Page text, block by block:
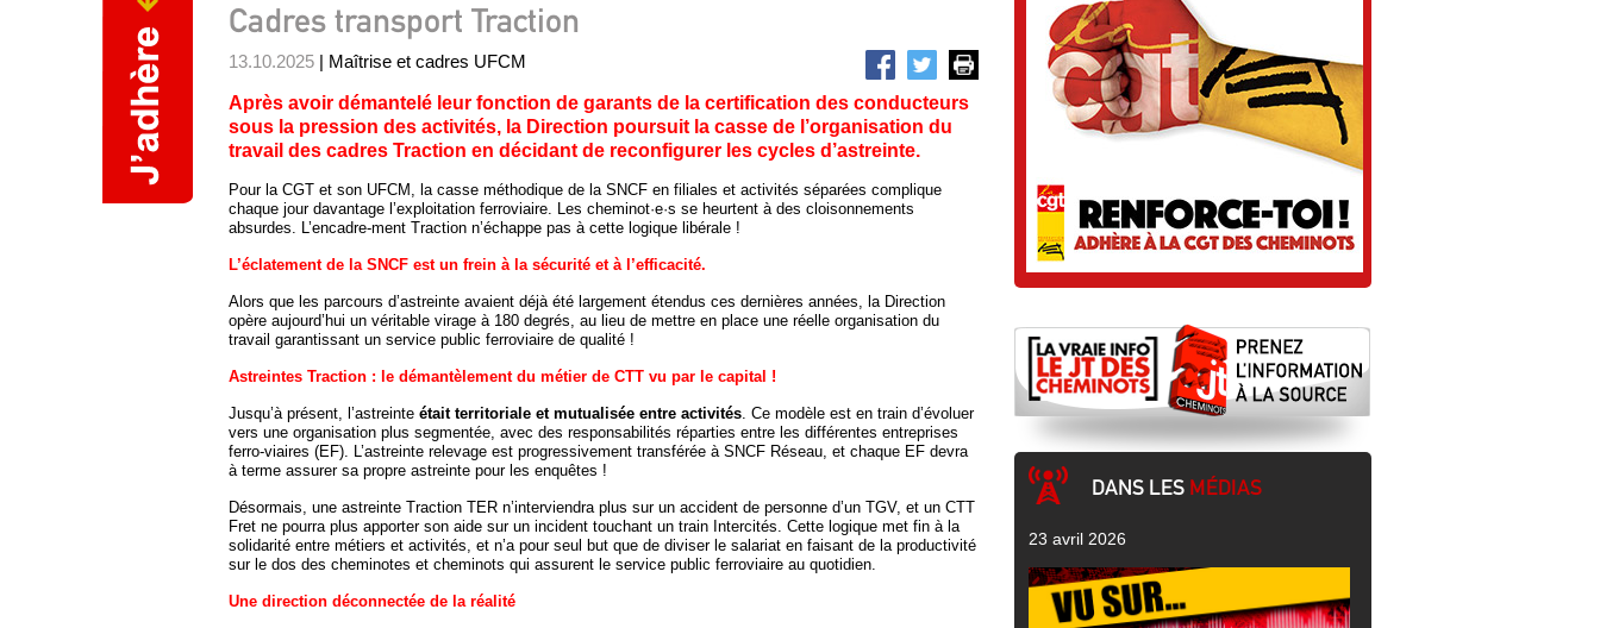
Cadres transport Traction
13.10.2025 | Maîtrise et cadres UFCM
Après avoir démantelé leur fonction de garants de la certification des conducteurs
sous la pression des activités, la Direction poursuit la casse de l’organisation du
travail des cadres Traction en décidant de reconfigurer les cycles d’astreinte.
Pour la CGT et son UFCM, la casse méthodique de la SNCF en filiales et activités séparées complique
chaque jour davantage l’exploitation ferroviaire. Les cheminot·e·s se heurtent à des cloisonnements
absurdes. L’encadre-ment Traction n’échappe pas à cette logique libérale !
L’éclatement de la SNCF est un frein à la sécurité et à l’efficacité.
Alors que les parcours d’astreinte avaient déjà été largement étendus ces dernières années, la Direction
opère aujourd’hui un véritable virage à 180 degrés, au lieu de mettre en place une réelle organisation du
travail garantissant un service public ferroviaire de qualité !
Astreintes Traction : le démantèlement du métier de CTT vu par le capital !
Jusqu’à présent, l’astreinte était territoriale et mutualisée entre activités. Ce modèle est en train d’évoluer
vers une organisation plus segmentée, avec des responsabilités réparties entre les différentes entreprises
ferro-viaires (EF). L’astreinte relevage est progressivement transférée à SNCF Réseau, et chaque EF devra
à terme assurer sa propre astreinte pour les enquêtes !
Désormais, une astreinte Traction TER n’interviendra plus sur un accident de personne d’un TGV, et un CTT
Fret ne pourra plus apporter son aide sur un incident touchant un train Intercités. Cette logique met fin à la
solidarité entre métiers et activités, et n’a pour seul but que de diviser le salariat en faisant de la productivité
sur le dos des cheminotes et cheminots qui assurent le service public ferroviaire au quotidien.
Une direction déconnectée de la réalité
DANS LES MÉDIAS
23 avril 2026